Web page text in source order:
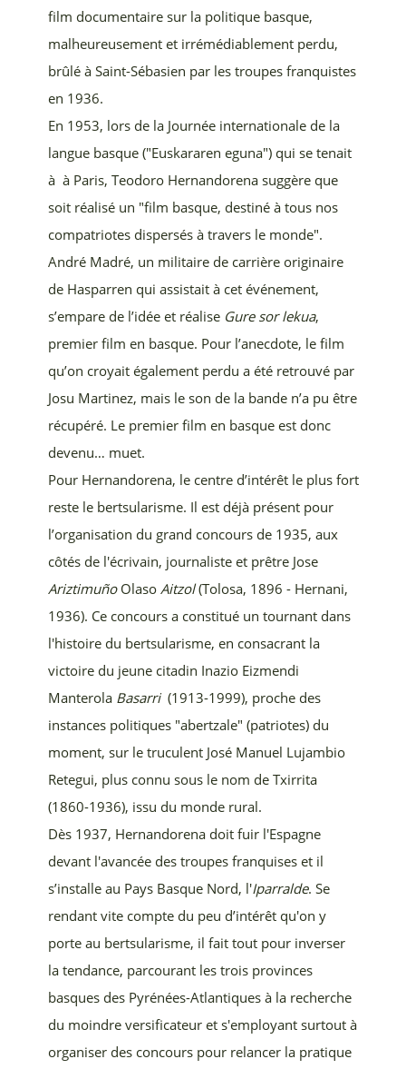
film documentaire sur la politique basque,
malheureusement et irrémédiablement perdu,
brûlé à Saint-Sébasien par les troupes franquistes
en 1936.
En 1953, lors de la Journée internationale de la
langue basque ("Euskararen eguna") qui se tenait
à à Paris, Teodoro Hernandorena suggère que
soit réalisé un "film basque, destiné à tous nos
compatriotes dispersés à travers le monde".
André Madré, un militaire de carrière originaire
de Hasparren qui assistait à cet événement,
s’empare de l’idée et réalise Gure sor lekua,
premier film en basque. Pour l’anecdote, le film
qu’on croyait également perdu a été retrouvé par
Josu Martinez, mais le son de la bande n’a pu être
récupéré. Le premier film en basque est donc
devenu… muet.
Pour Hernandorena, le centre d’intérêt le plus fort
reste le bertsularisme. Il est déjà présent pour
l’organisation du grand concours de 1935, aux
côtés del'écrivain, journaliste et prêtre Jose
AriztimuñoOlaso Aitzol(Tolosa, 1896 - Hernani,
1936). Ce concours a constitué un tournant dans
l'histoire du bertsularisme, en consacrant la
victoire du jeune citadin Inazio Eizmendi
Manterola Basarri(1913-1999), proche des
instances politiques "abertzale" (patriotes) du
moment, sur le truculent José Manuel Lujambio
Retegui, plus connu sous le nom de Txirrita
(1860-1936), issu du monde rural.
Dès 1937, Hernandorena doit fuir l'Espagne
devant l'avancée des troupes franquises et il
s’installe au Pays Basque Nord, l'Iparralde. Se
rendant vite compte du peu d’intérêt qu'on y
porte au bertsularisme, il fait tout pour inverser
la tendance, parcourant les trois provinces
basques des Pyrénées-Atlantiques à la recherche
du moindre versificateur et s'employant surtout à
organiser des concours pour relancer la pratique